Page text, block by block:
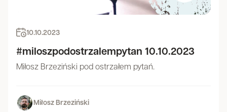
10.10.2023
#miloszpodostrzalempytan 10.10.2023
Miłosz Brzeziński pod ostrzałem pytań.
Miłosz Brzeziński